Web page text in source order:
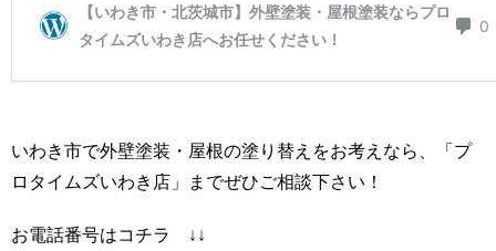
いわき市で外壁塗装・屋根の塗り替えをお考えなら、「プ
ロタイムズいわき店」までぜひご相談下さい！
お電話番号はコチラ ↓↓